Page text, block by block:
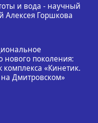
и вода - научный
Алексея Горшкова
нового поколения:
комплекса «Кинетик.
Дмитровском»